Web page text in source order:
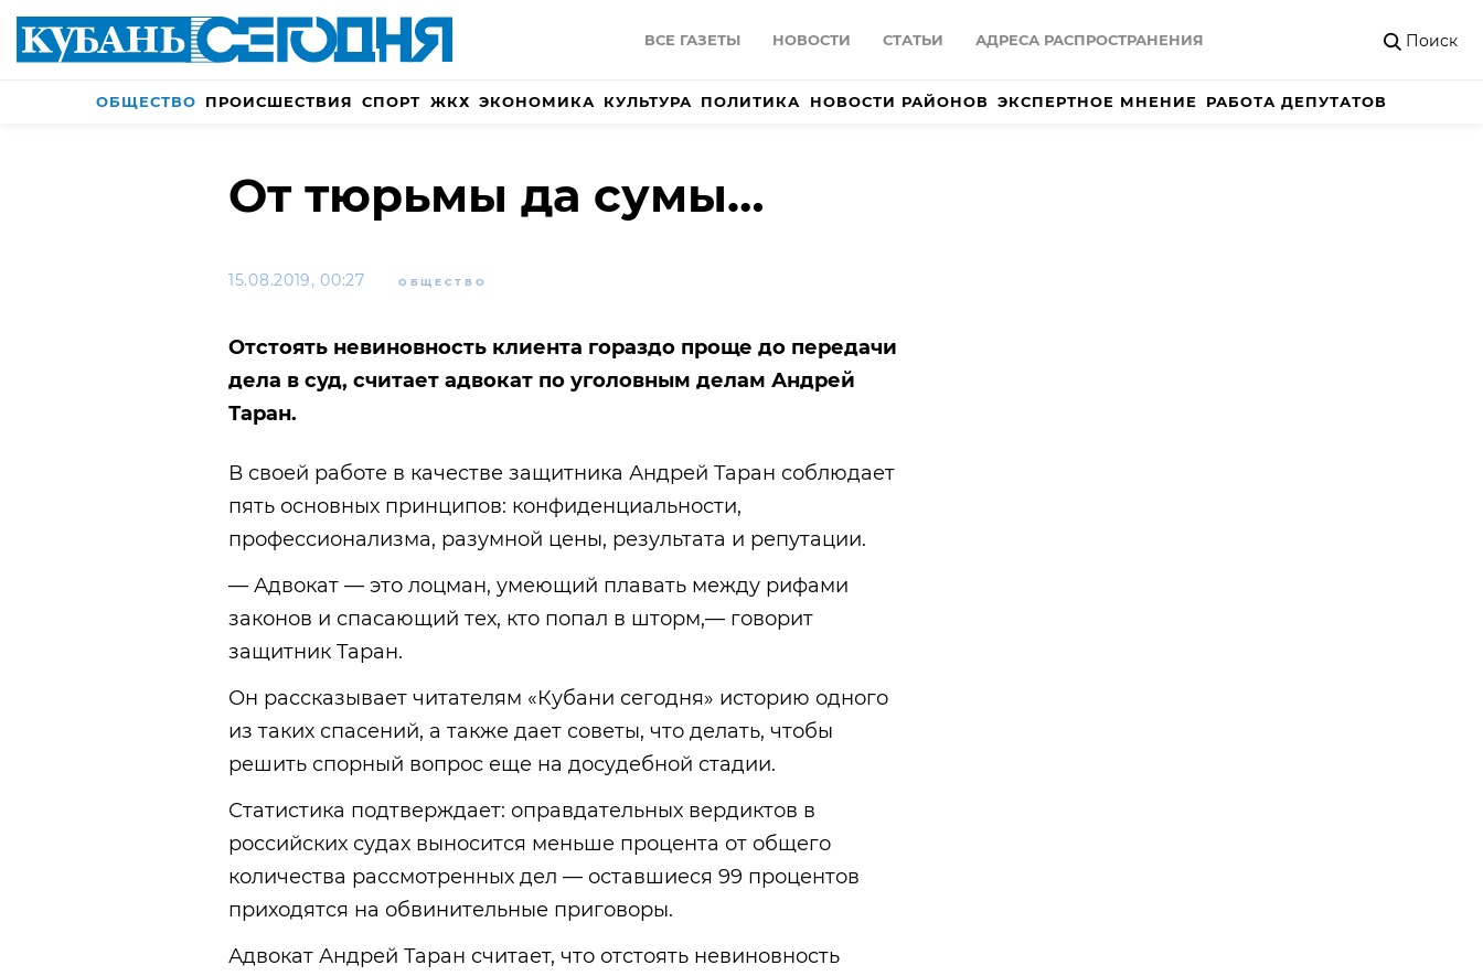
ВСЕ ГАЗЕТЫ НОВОСТИ СТАТЬИ АДРЕСА РАСПРОСТРАНЕНИЯ Поиск
ОБЩЕСТВО ПРОИСШЕСТВИЯ СПОРТ ЖКХ ЭКОНОМИКА КУЛЬТУРА ПОЛИТИКА НОВОСТИ РАЙОНОВ ЭКСПЕРТНОЕ МНЕНИЕ РАБОТА ДЕПУТАТОВ
От тюрьмы да сумы…
15.08.2019, 00:27 ОБЩЕСТВО
Отстоять невиновность клиента гораздо проще до передачи
дела в суд, считает адвокат по уголовным делам Андрей
Таран.
В своей работе в качестве защитника Андрей Таран соблюдает
пять основных принципов: конфиденциальности,
профессионализма, разумной цены, результата и репутации.
— Адвокат — это лоцман, умеющий плавать между рифами
законов и спасающий тех, кто попал в шторм,— говорит
защитник Таран.
Он рассказывает читателям «Кубани сегодня» историю одного
из таких спасений, а также дает советы, что делать, чтобы
решить спорный вопрос еще на досудебной стадии.
Статистика подтверждает: оправдательных вердиктов в
российских судах выносится меньше процента от общего
количества рассмотренных дел — оставшиеся 99 процентов
приходятся на обвинительные приговоры.
Адвокат Андрей Таран считает, что отстоять невиновность